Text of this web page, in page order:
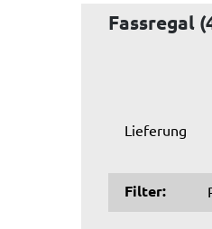
Fassregal
Lieferung
Filter: